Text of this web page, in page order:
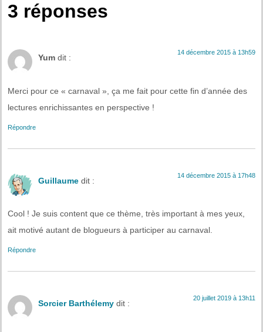
3 réponses
Yum dit :
14 décembre 2015 à 13h59
Merci pour ce « carnaval », ça me fait pour cette fin d’année des
lectures enrichissantes en perspective !
Répondre
Guillaume dit :
14 décembre 2015 à 17h48
Cool ! Je suis content que ce thème, très important à mes yeux,
ait motivé autant de blogueurs à participer au carnaval.
Répondre
Sorcier Barthélemy dit :
20 juillet 2019 à 13h11